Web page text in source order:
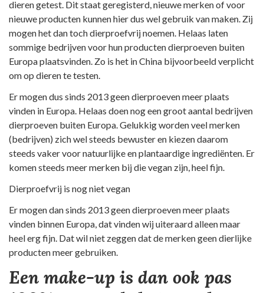
dieren getest. Dit staat geregisterd, nieuwe merken of voor
nieuwe producten kunnen hier dus wel gebruik van maken. Zij
mogen het dan toch dierproefvrij noemen. Helaas laten
sommige bedrijven voor hun producten dierproeven buiten
Europa plaatsvinden. Zo is het in China bijvoorbeeld verplicht
om op dieren te testen.
Er mogen dus sinds 2013 geen dierproeven meer plaats
vinden in Europa. Helaas doen nog een groot aantal bedrijven
dierproeven buiten Europa. Gelukkig worden veel merken
(bedrijven) zich wel steeds bewuster en kiezen daarom
steeds vaker voor natuurlijke en plantaardige ingrediënten. Er
komen steeds meer merken bij die vegan zijn, heel fijn.
Dierproefvrij is nog niet vegan
Er mogen dan sinds 2013 geen dierproeven meer plaats
vinden binnen Europa, dat vinden wij uiteraard alleen maar
heel erg fijn. Dat wil niet zeggen dat de merken geen dierlijke
producten meer gebruiken.
Een make-up is dan ook pas